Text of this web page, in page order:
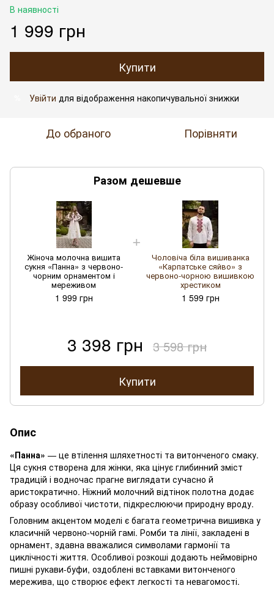
В наявності
1 999 грн
Купити
Увійти для відображення накопичувальної знижки
До обраного Порівняти
Разом дешевше
Жіноча молочна вишита
сукня «Панна» з червоно-
чорним орнаментом і
мереживом
1 999 грн
Чоловіча біла вишиванка
«Карпатське сяйво» з
червоно-чорною вишивкою
хрестиком
1 599 грн
3 398 грн 3 598 грн
Купити
Опис
«Панна» — це втілення шляхетності та витонченого смаку.
Ця сукня створена для жінки, яка цінує глибинний зміст
традицій і водночас прагне виглядати сучасно й
аристократично. Ніжний молочний відтінок полотна додає
образу особливої чистоти, підкреслюючи природну вроду.
Головним акцентом моделі є багата геометрична вишивка у
класичній червоно-чорній гамі. Ромби та лінії, закладені в
орнамент, здавна вважалися символами гармонії та
циклічності життя. Особливої розкоші додають неймовірно
пишні рукави-буфи, оздоблені вставками витонченого
мережива, що створює ефект легкості та невагомості.